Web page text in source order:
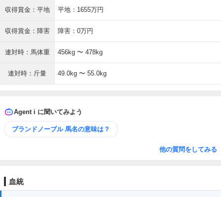
収得賞金：平地 平地：1655万円
収得賞金：障害 障害：0万円
連対時：馬体重 456kg 〜 478kg
連対時：斤量 49.0kg 〜 55.0kg
Agent i に聞いてみよう
ブランドノーブル 馬名の意味は？
他の質問をしてみる
血統